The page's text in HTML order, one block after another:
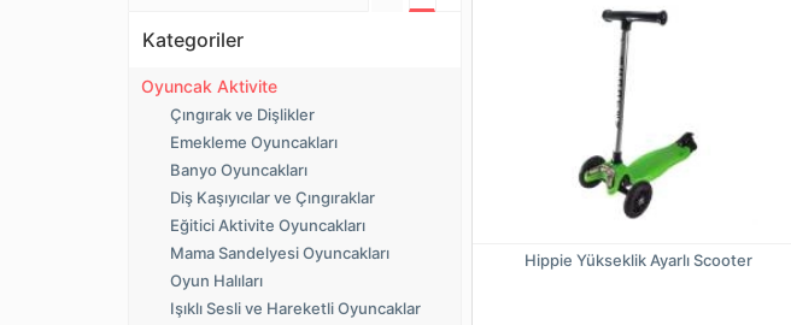
Kategoriler
Oyuncak Aktivite
Çıngırak ve Dişlikler
Emekleme Oyuncakları
Banyo Oyuncakları
Diş Kaşıyıcılar ve Çıngıraklar
Eğitici Aktivite Oyuncakları
Mama Sandelyesi Oyuncakları
Oyun Halıları
Işıklı Sesli ve Hareketli Oyuncaklar
Hippie Yükseklik Ayarlı Scooter